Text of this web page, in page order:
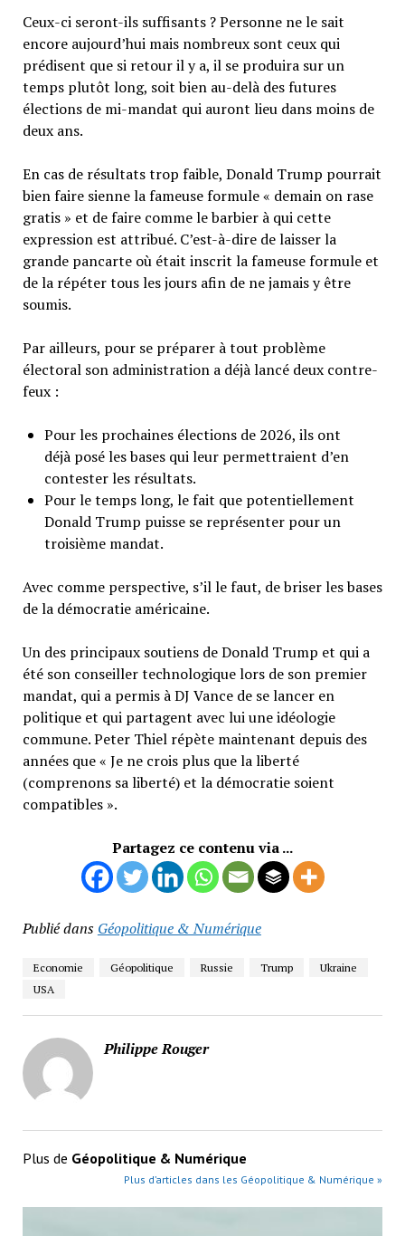
Ceux-ci seront-ils suffisants ? Personne ne le sait
encore aujourd’hui mais nombreux sont ceux qui
prédisent que si retour il y a, il se produira sur un
temps plutôt long, soit bien au-delà des futures
élections de mi-mandat qui auront lieu dans moins de
deux ans.
En cas de résultats trop faible, Donald Trump pourrait
bien faire sienne la fameuse formule « demain on rase
gratis » et de faire comme le barbier à qui cette
expression est attribué. C’est-à-dire de laisser la
grande pancarte où était inscrit la fameuse formule et
de la répéter tous les jours afin de ne jamais y être
soumis.
Par ailleurs, pour se préparer à tout problème
électoral son administration a déjà lancé deux contre-
feux :
Pour les prochaines élections de 2026, ils ont
déjà posé les bases qui leur permettraient d’en
contester les résultats.
Pour le temps long, le fait que potentiellement
Donald Trump puisse se représenter pour un
troisième mandat.
Avec comme perspective, s’il le faut, de briser les bases
de la démocratie américaine.
Un des principaux soutiens de Donald Trump et qui a
été son conseiller technologique lors de son premier
mandat, qui a permis à DJ Vance de se lancer en
politique et qui partagent avec lui une idéologie
commune. Peter Thiel répète maintenant depuis des
années que « Je ne crois plus que la liberté
(comprenons sa liberté) et la démocratie soient
compatibles ».
Partagez ce contenu via ...
Publié dans Géopolitique & Numérique
Economie Géopolitique Russie Trump
Ukraine
USA
Philippe Rouger
Plus de Géopolitique & Numérique
Plus d’articles dans les Géopolitique & Numérique »